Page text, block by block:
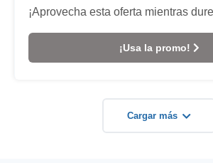
¡Aprovecha esta oferta mientras
¡Usa la promo!
Cargar más